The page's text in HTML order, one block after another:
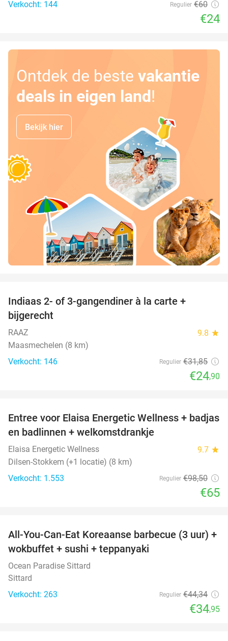
Verkocht: 144 Regulier €60
€24
Ontdek de beste vakantie
deals in eigen land!
Bekijk hier
Indiaas 2- of 3-gangendiner à la carte +
bijgerecht
RAAZ 9.8 star
Maasmechelen (8 km)
Verkocht: 146
Regulier €31,85
€24,90
34%
Entree voor Elaisa Energetic Wellness + badjas
en badlinnen + welkomstdrankje
Elaisa Energetic Wellness 9.7 star
Dilsen-Stokkem (+1 locatie) (8 km)
Verkocht: 1.553
Regulier €98,50
€65
21%
All-You-Can-Eat Koreaanse barbecue (3 uur) +
wokbuffet + sushi + teppanyaki
Ocean Paradise Sittard
Sittard
Verkocht: 263
Regulier €44,34
€34,95